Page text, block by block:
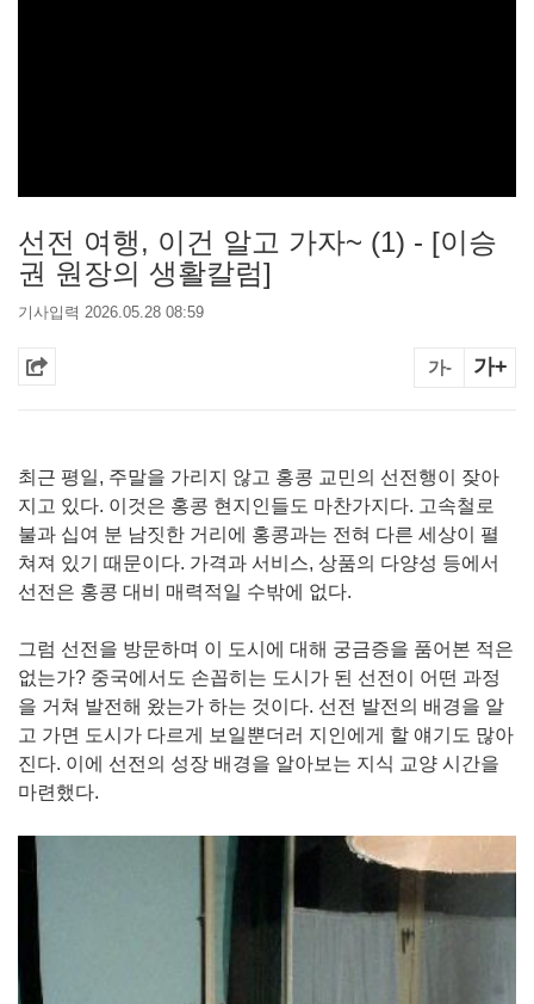
선전 여행, 이건 알고 가자~ (1) - [이승
권 원장의 생활칼럼]
기사입력 2026.05.28 08:59
가- 가+
최근 평일, 주말을 가리지 않고 홍콩 교민의 선전행이 잦아
지고 있다. 이것은 홍콩 현지인들도 마찬가지다. 고속철로
불과 십여 분 남짓한 거리에 홍콩과는 전혀 다른 세상이 펼
쳐져 있기 때문이다. 가격과 서비스, 상품의 다양성 등에서
선전은 홍콩 대비 매력적일 수밖에 없다.
그럼 선전을 방문하며 이 도시에 대해 궁금증을 품어본 적은
없는가? 중국에서도 손꼽히는 도시가 된 선전이 어떤 과정
을 거쳐 발전해 왔는가 하는 것이다. 선전 발전의 배경을 알
고 가면 도시가 다르게 보일뿐더러 지인에게 할 얘기도 많아
진다. 이에 선전의 성장 배경을 알아보는 지식 교양 시간을
마련했다.